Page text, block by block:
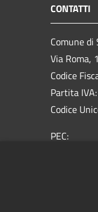
CONTATTI
Comune di
Via Roma,
Codice
Partita
Codice
PEC: